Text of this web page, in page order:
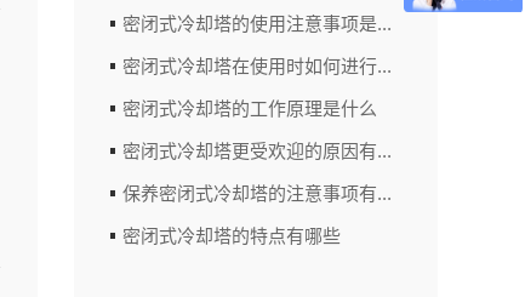
密闭式冷却塔的使用注意事项是...
密闭式冷却塔在使用时如何进行...
密闭式冷却塔的工作原理是什么
密闭式冷却塔更受欢迎的原因有...
保养密闭式冷却塔的注意事项有...
密闭式冷却塔的特点有哪些